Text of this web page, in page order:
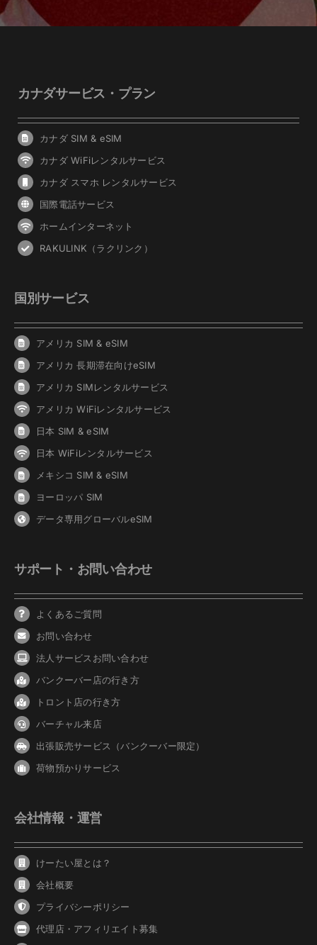
カナダサービス・プラン
カナダ SIM & eSIM
カナダ WiFiレンタルサービス
カナダ スマホ レンタルサービス
国際電話サービス
ホームインターネット
RAKULINK（ラクリンク）
国別サービス
アメリカ SIM & eSIM
アメリカ 長期滞在向けeSIM
アメリカ SIMレンタルサービス
アメリカ WiFiレンタルサービス
日本 SIM & eSIM
日本 WiFiレンタルサービス
メキシコ SIM & eSIM
ヨーロッパ SIM
データ専用グローバルeSIM
サポート・お問い合わせ
よくあるご質問
お問い合わせ
法人サービスお問い合わせ
バンクーバー 店の行き方
トロント店の行き方
バーチャル来店
出張販売サービス（バンクーバー限定）
荷物預かりサービス
会社情報・運営
けーたい屋とは？
会社概要
プライバシーポリシー
代理店・アフィリエイト募集